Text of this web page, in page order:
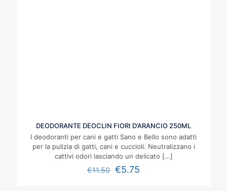
DEODORANTE DEOCLIN FIORI D’ARANCIO 250ML
I deodoranti per cani e gatti Sano e Bello sono adatti
per la pulizia di gatti, cani e cuccioli. Neutralizzano i
cattivi odori lasciando un delicato […]
€11.50 €5.75